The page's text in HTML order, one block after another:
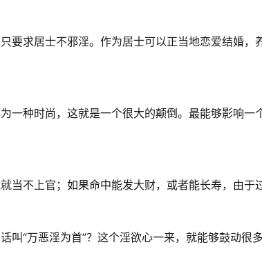
要求居士不邪淫。作为居士可以正当地恋爱结婚，
一种时尚，这就是一个很大的颠倒。最能够影响一
当不上官；如果命中能发大财，或者能长寿，由于
叫“万恶淫为首”？这个淫欲心一来，就能够鼓动很